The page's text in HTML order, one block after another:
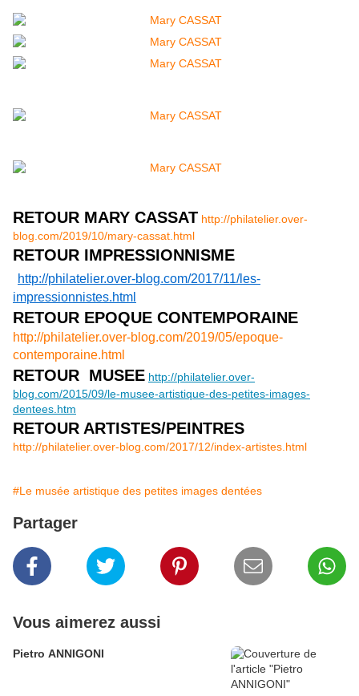
RETOUR MARY CASSAT http://philatelier.over-
blog.com/2019/10/mary-cassat.html
RETOUR IMPRESSIONNISME
http://philatelier.over-blog.com/2017/11/les-
impressionnistes.html
RETOUR EPOQUE CONTEMPORAINE
http://philatelier.over-blog.com/2019/05/epoque-
contemporaine.html
RETOUR MUSEE http://philatelier.over-
blog.com/2015/09/le-musee-artistique-des-petites-images-
dentees.htm
RETOUR ARTISTES/PEINTRES
http://philatelier.over-blog.com/2017/12/index-artistes.html
#Le musée artistique des petites images dentées
Partager
Vous aimerez aussi
Pietro ANNIGONI